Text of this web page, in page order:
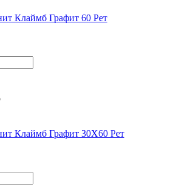
Клаймб Графит 60 Рет
Клаймб Графит 30X60 Рет